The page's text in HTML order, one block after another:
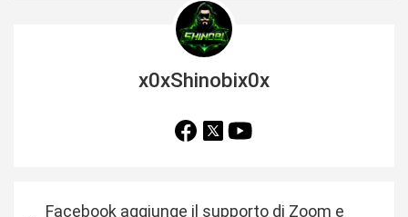
x0xShinobix0x
Facebook aggiunge il supporto di Zoom e